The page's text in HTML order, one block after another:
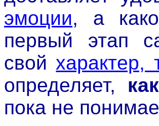
эмоции, а
первый этап
свой характер,
определяет, как
пока не